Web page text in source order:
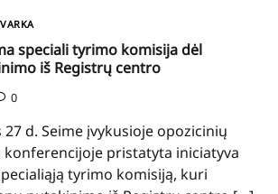
speciali tyrimo komisija dėl
iš Registrų centro
0
27 d. Seime įvykusioje opozicinių
pristatyta iniciatyva
tyrimo komisiją, kuri